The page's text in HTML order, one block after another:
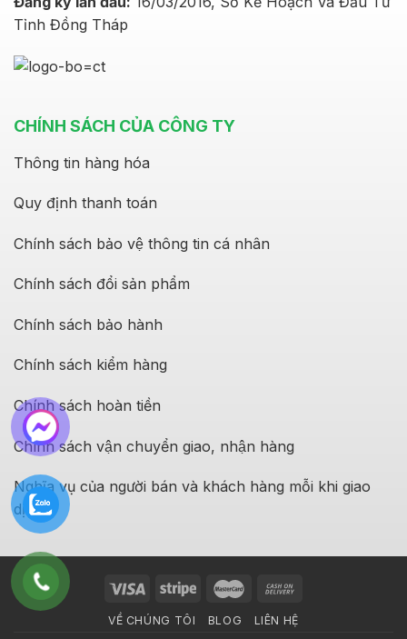
Tỉnh Đồng Tháp
CHÍNH SÁCH CỦA CÔNG TY
Thông tin hàng hóa
Quy định thanh toán
Chính sách bảo vệ thông tin cá nhân
Chính sách đổi sản phẩm
Chính sách bảo hành
Chính sách kiểm hàng
Chính sách hoàn tiền
Chính sách vận chuyển giao, nhận hàng
Nghĩa vụ của người bán và khách hàng mỗi khi giao
dịch
VỀ CHÚNG TÔI BLOG LIÊN HỆ